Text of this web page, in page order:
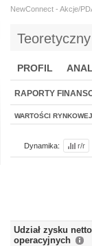
NewConnect - Akcje/
PROFIL
BR LAB
RAPORTY
WARTOŚCI RYNKOWEJ
Dynamika: r/r
Udział zysku
operacyjnych